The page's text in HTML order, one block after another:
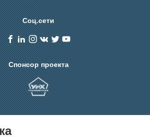
Соц.сети
Спонсор проекта